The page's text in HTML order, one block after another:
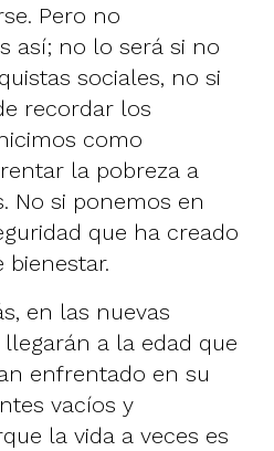
Pero no
así; no lo será si no
sociales, no si
recordar los
como
la pobreza a
No si ponemos en
que ha creado
bienestar.
en las nuevas
a la edad que
enfrentado en su
vacíos y
la vida a veces es